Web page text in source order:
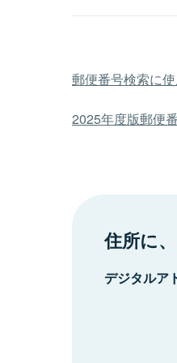
郵便番号検索に
2025年度版郵便
住所に
デジタルア